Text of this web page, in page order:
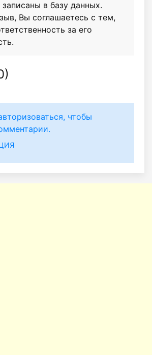
в базу данных.
Вы соглашаетесь с тем,
за его
)
чтобы